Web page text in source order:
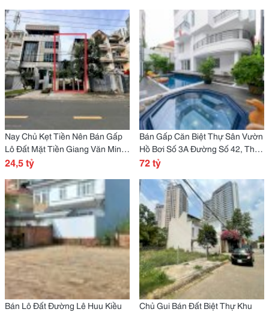
Nay Chủ Kẹt Tiền Nên Bán Gấp
Lô Đất Mặt Tiền Giang Văn Minh,
An Khánh - Quận 2
24,5 tỷ
Bán Gấp Căn Biệt Thự Sân Vườn
Hồ Bơi Số 3A Đường Số 42, Thảo
Điền Q2. Diện Tích: Cn 318M2
72 tỷ
Bán Lô Đất Đường Lê Huu Kiều
Chủ Gui Bán Đất Biệt Thự Khu